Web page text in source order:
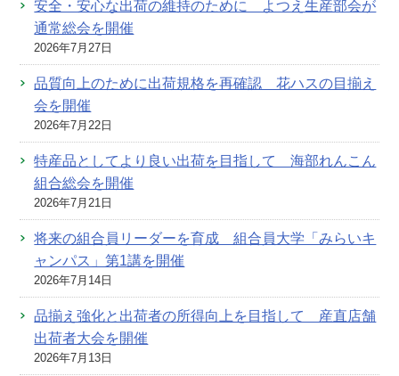
安全・安心な出荷の維持のために よつえ生産部会が
通常総会を開催
2026年7月27日
品質向上のために出荷規格を再確認 花ハスの目揃え
会を開催
2026年7月22日
特産品としてより良い出荷を目指して 海部れんこん
組合総会を開催
2026年7月21日
将来の組合員リーダーを育成 組合員大学「みらいキ
ャンパス」第1講を開催
2026年7月14日
品揃え強化と出荷者の所得向上を目指して 産直店舗
出荷者大会を開催
2026年7月13日